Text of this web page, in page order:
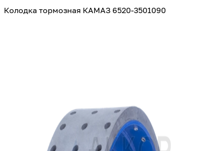
Колодка тормозная КАМАЗ 6520-3501090